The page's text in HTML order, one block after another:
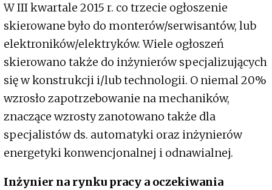
W III kwartale 2015 r. co trzecie ogłoszenie
skierowane było do monterów/serwisantów, lub
elektroników/elektryków. Wiele ogłoszeń
skierowano także do inżynierów specjalizujących
się w konstrukcji i/lub technologii. O niemal 20%
wzrosło zapotrzebowanie na mechaników,
znaczące wzrosty zanotowano także dla
specjalistów ds. automatyki oraz inżynierów
energetyki konwencjonalnej i odnawialnej.
Inżynier na rynku pracy a oczekiwania